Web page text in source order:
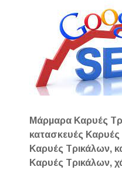
Μάρμαρα Καρυές
κατασκευές Καρυές
Καρυές Τρικάλων,
Καρυές Τρικάλων,